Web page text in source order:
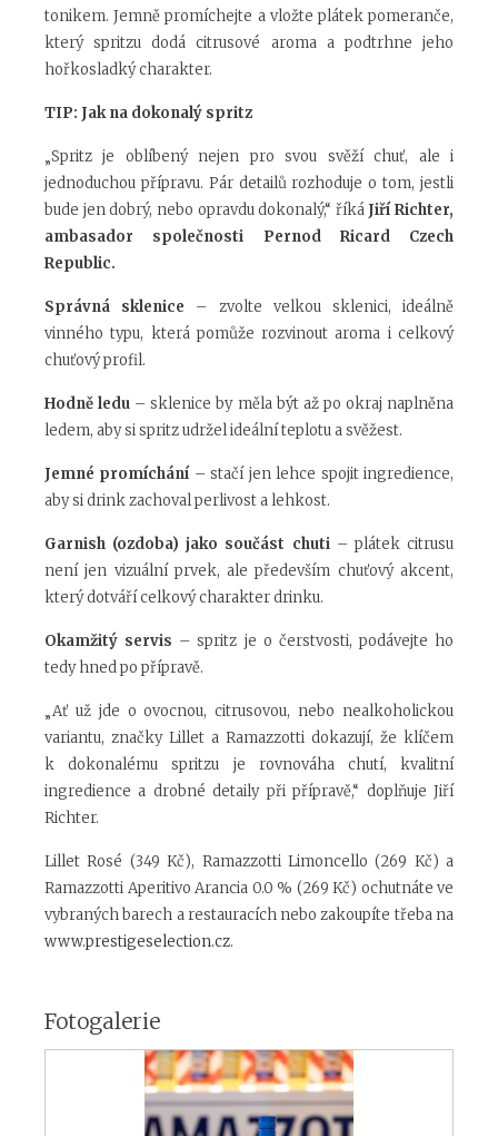
tonikem. Jemně promíchejte a vložte plátek pomeranče,
který spritzu dodá citrusové aroma a podtrhne jeho
hořkosladký charakter.
TIP: Jak na dokonalý spritz
„Spritz je oblíbený nejen pro svou svěží chuť, ale i
jednoduchou přípravu. Pár detailů rozhoduje o tom, jestli
bude jen dobrý, nebo opravdu dokonalý,“ říká Jiří Richter,
ambasador společnosti Pernod Ricard Czech
Republic.
Správná sklenice – zvolte velkou sklenici, ideálně
vinného typu, která pomůže rozvinout aroma i celkový
chuťový profil.
Hodně ledu – sklenice by měla být až po okraj naplněna
ledem, aby si spritz udržel ideální teplotu a svěžest.
Jemné promíchání – stačí jen lehce spojit ingredience,
aby si drink zachoval perlivost a lehkost.
Garnish (ozdoba) jako součást chuti– plátek citrusu
není jen vizuální prvek, ale především chuťový akcent,
který dotváří celkový charakter drinku.
Okamžitý servis – spritz je o čerstvosti, podávejte ho
tedy hned po přípravě.
„Ať už jde o ovocnou, citrusovou, nebo nealkoholickou
variantu, značky Lillet a Ramazzotti dokazují, že klíčem
k dokonalému spritzu je rovnováha chutí, kvalitní
ingredience a drobné detaily při přípravě,“ doplňuje Jiří
Richter.
Lillet Rosé (349 Kč), Ramazzotti Limoncello (269 Kč) a
Ramazzotti Aperitivo Arancia 0.0 % (269 Kč) ochutnáte ve
vybraných barech a restauracích nebo zakoupíte třeba na
www.prestigeselection.cz.
Fotogalerie